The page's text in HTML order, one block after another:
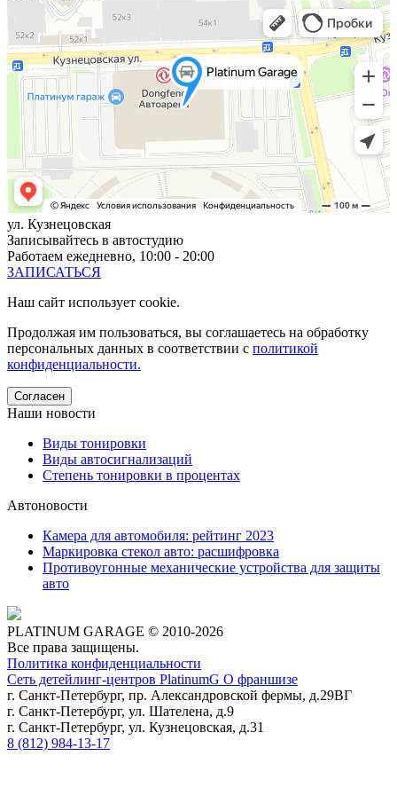
ул. Кузнецовская
Записывайтесь в автостудию
Работаем ежедневно, 10:00 - 20:00
ЗАПИСАТЬСЯ
Наш сайт использует cookie.
Продолжая им пользоваться, вы соглашаетесь на обработку
персональных данных в соответствии с политикой
конфиденциальности.
Согласен
Наши новости
Виды тонировки
Виды автосигнализаций
Степень тонировки в процентах
Автоновости
Камера для автомобиля: рейтинг 2023
Маркировка стекол авто: расшифровка
Противоугонные механические устройства для защиты
авто
PLATINUM GARAGE © 2010-2026
Все права защищены.
Политика конфиденциальности
Сеть детейлинг-центров PlatinumG О франшизе
г. Санкт-Петербург, пр. Александровской фермы, д.29ВГ
г. Санкт-Петербург, ул. Шателена, д.9
г. Санкт-Петербург, ул. Кузнецовская, д.31
8 (812) 984-13-17